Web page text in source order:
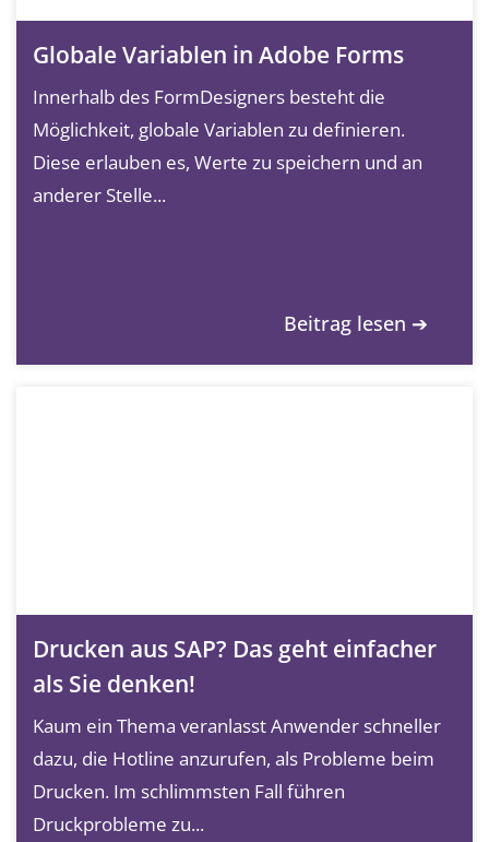
Globale Variablen in Adobe Forms
Innerhalb des FormDesigners besteht die
Möglichkeit, globale Variablen zu definieren.
Diese erlauben es, Werte zu speichern und an
anderer Stelle...
Beitrag lesen ➔
Drucken aus SAP? Das geht einfacher
als Sie denken!
Kaum ein Thema veranlasst Anwender schneller
dazu, die Hotline anzurufen, als Probleme beim
Drucken. Im schlimmsten Fall führen
Druckprobleme zu...